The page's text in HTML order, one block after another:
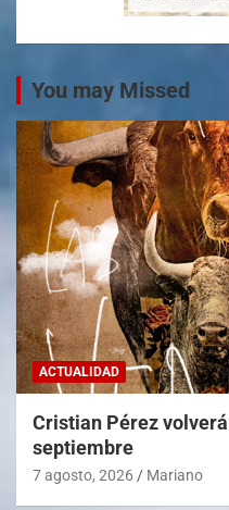
You may Missed
ACTUALIDAD
Cristian Pérez
septiembre
7 agosto, 2026 Mariano